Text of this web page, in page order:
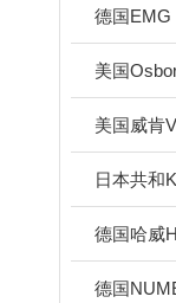
德国EMG
美国
美国威肯
日本共和
德国哈威
德国